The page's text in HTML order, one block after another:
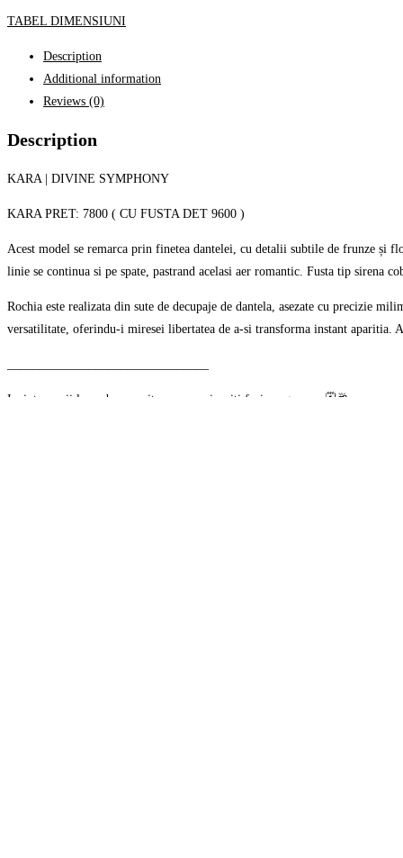
TABEL DIMENSIUNI
Description
Additional information
Reviews (0)
Description
KARA | DIVINE SYMPHONY
KARA PRET: 7800 ( CU FUSTA DET 9600 )
Acest model se remarca prin finetea dantelei, cu detalii subtile de frunze și
linie se continua si pe spate, pastrand acelasi aer romantic. Fusta tip sirena
Rochia este realizata din sute de decupaje de dantela, asezate cu precizie
versatilitate, oferindu-i miresei libertatea de a-si transforma instant aparitia.
Inainte sa vii la probe, nu uita sa ne suni sa iti faci programare🗓🥂